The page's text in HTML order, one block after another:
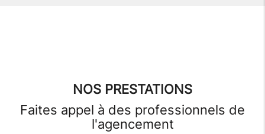
NOS PRESTATIONS
Faites appel à des professionnels de
l'agencement